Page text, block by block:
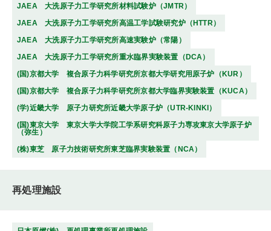
JAEA 大洗原子力工学研究所材料試験炉（JMTR）
JAEA 大洗原子力工学研究所高温工学試験研究炉（HTTR）
JAEA 大洗原子力工学研究所高速実験炉（常陽）
JAEA 大洗原子力工学研究所重水臨界実験装置（DCA）
(国)京都大学 複合原子力科学研究所京都大学研究用原子炉（KUR）
(国)京都大学 複合原子力科学研究所京都大学臨界実験装置（KUCA）
(学)近畿大学 原子力研究所近畿大学原子炉（UTR-KINKI）
(国)東京大学 東京大学大学院工学系研究科原子力専攻東京大学原子炉
（弥生）
(株)東芝 原子力技術研究所東芝臨界実験装置（NCA）
再処理施設